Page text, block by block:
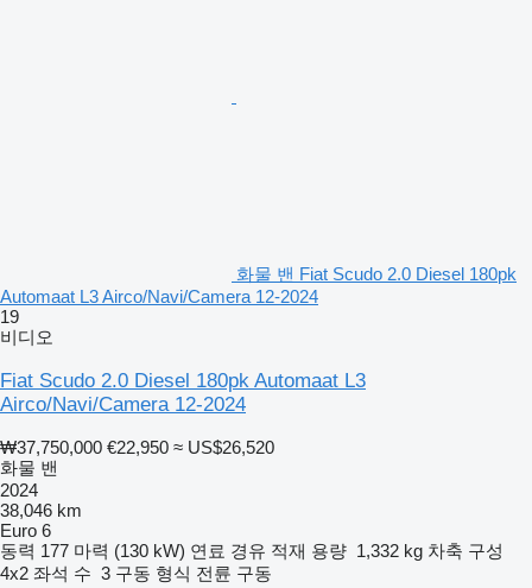
화물 밴 Fiat Scudo 2.0 Diesel 180pk
Automaat L3 Airco/Navi/Camera 12-2024
19
비디오
Fiat Scudo 2.0 Diesel 180pk Automaat L3
Airco/Navi/Camera 12-2024
₩37,750,000 €22,950 ≈ US$26,520
화물 밴
2024
38,046 km
Euro 6
동력 177 마력 (130 kW) 연료 경유 적재 용량 1,332 kg 차축 구성
4x2 좌석 수 3 구동 형식 전륜 구동